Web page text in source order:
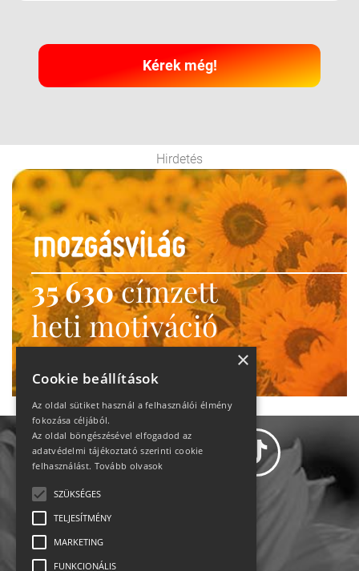
Kérek még!
Hirdetés
35 630címzett
heti motiváció
Ne maradj le!
×
Cookie beállítások
Az oldal sütiket használ a felhasználói élmény
fokozása céljából.
Az oldal böngészésével elfogadod az
adatvédelmi tájékoztató szerinti cookie
felhasználást. Tovább olvasok
SZÜKSÉGES
TELJESÍTMÉNY
MARKETING
FUNKCIONÁLIS